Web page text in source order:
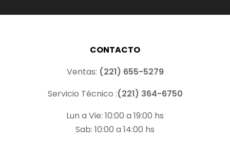
CONTACTO
Ventas: (221) 655-5279
Servicio Técnico :(221) 364-6750
Lun a Vie: 10:00 a 19:00 hs
Sab: 10:00 a 14:00 hs